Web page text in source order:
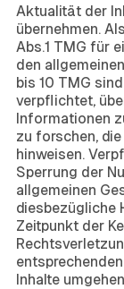
Aktualität der
übernehmen.
Abs.1 TMG für
den
bis 10 TMG
verpflichtet,
Informationen
zu forschen,
hinweisen.
Sperrung der
allgemeinen
diesbezügliche
Zeitpunkt der
Inhalte